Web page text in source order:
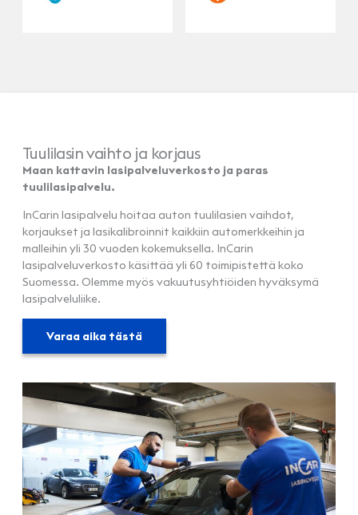
Tuulilasin vaihto ja korjaus
Maan kattavin lasipalveluverkosto ja paras
tuulilasipalvelu.
InCarin lasipalvelu hoitaa auton tuulilasien vaihdot,
korjaukset ja lasikalibroinnit kaikkiin automerkkeihin ja
malleihin yli 30 vuoden kokemuksella. InCarin
lasipalveluverkosto käsittää yli 60 toimipistettä koko
Suomessa. Olemme myös vakuutusyhtiöiden hyväksymä
lasipalveluliike.
Varaa aika tästä